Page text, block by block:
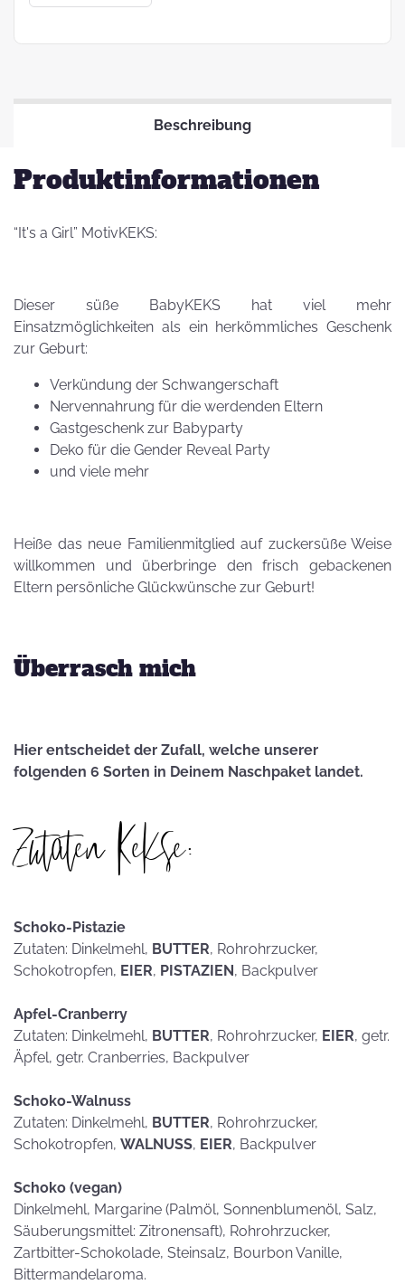
Beschreibung
Produktinformationen
“It's a Girl” MotivKEKS:
Dieser süße BabyKEKS hat viel mehr
Einsatzmöglichkeiten als ein herkömmliches Geschenk
zur Geburt:
Verkündung der Schwangerschaft
Nervennahrung für die werdenden Eltern
Gastgeschenk zur Babyparty
Deko für die Gender Reveal Party
und viele mehr
Heiße das neue Familienmitglied auf zuckersüße Weise
willkommen und überbringe den frisch gebackenen
Eltern persönliche Glückwünsche zur Geburt!
Überrasch mich
Hier entscheidet der Zufall, welche unserer
folgenden 6 Sorten in Deinem Naschpaket landet.
Zutaten Kekse:
Schoko-Pistazie
Zutaten: Dinkelmehl, BUTTER, Rohrohrzucker,
Schokotropfen, EIER, PISTAZIEN, Backpulver
Apfel-Cranberry
Zutaten: Dinkelmehl, BUTTER, Rohrohrzucker, EIER, getr.
Äpfel, getr. Cranberries, Backpulver
Schoko-Walnuss
Zutaten: Dinkelmehl, BUTTER, Rohrohrzucker,
Schokotropfen, WALNUSS, EIER, Backpulver
Schoko (vegan)
Dinkelmehl, Margarine (Palmöl, Sonnenblumenöl, Salz,
Säuberungsmittel: Zitronensaft), Rohrohrzucker,
Zartbitter-Schokolade, Steinsalz, Bourbon Vanille,
Bittermandelaroma.